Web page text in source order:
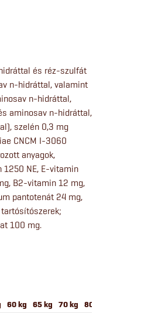
és réz-szulfát
n-hidráttal, valamint
n-hidráttal,
aminosav n-hidráttal,
szelén 0,3 mg
CNCM I-3060
anyagok,
NE, E-vitamin
B2-vitamin 12 mg,
pantotenát 24 mg,
100 mg.
60 kg 65 kg 70 kg 80 kg